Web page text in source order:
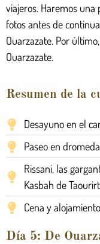
viajeros. Haremos
fotos antes de
Ouarzazate. Por
Ouarzazate.
Resumen de la
Desayuno en el
Paseo en
Rissani, las
Kasbah de
Cena y
Día 5: De